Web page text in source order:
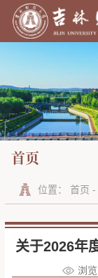
首页
位置： 首页 -
关于2026年
浏览